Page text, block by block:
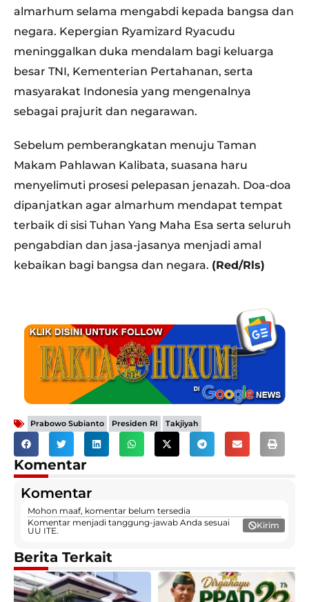
almarhum selama mengabdi kepada bangsa dan
negara. Kepergian Ryamizard Ryacudu
meninggalkan duka mendalam bagi keluarga
besar TNI, Kementerian Pertahanan, serta
masyarakat Indonesia yang mengenalnya
sebagai prajurit dan negarawan.
Sebelum pemberangkatan menuju Taman
Makam Pahlawan Kalibata, suasana haru
menyelimuti prosesi pelepasan jenazah. Doa-doa
dipanjatkan agar almarhum mendapat tempat
terbaik di sisi Tuhan Yang Maha Esa serta seluruh
pengabdian dan jasa-jasanya menjadi amal
kebaikan bagi bangsa dan negara. (Red/Rls)
Prabowo Subianto Presiden RI Takjiyah
Komentar
Komentar
Mohon maaf, komentar belum tersedia
Komentar menjadi tanggung-jawab Anda sesuai
UU ITE.
Kirim
Berita Terkait